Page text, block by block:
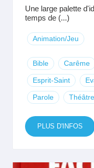
Une large palette
temps de (...)
Animation/Jeu
Bible Carême
Esprit-Saint
Parole Théâtre
PLUS D'INFOS